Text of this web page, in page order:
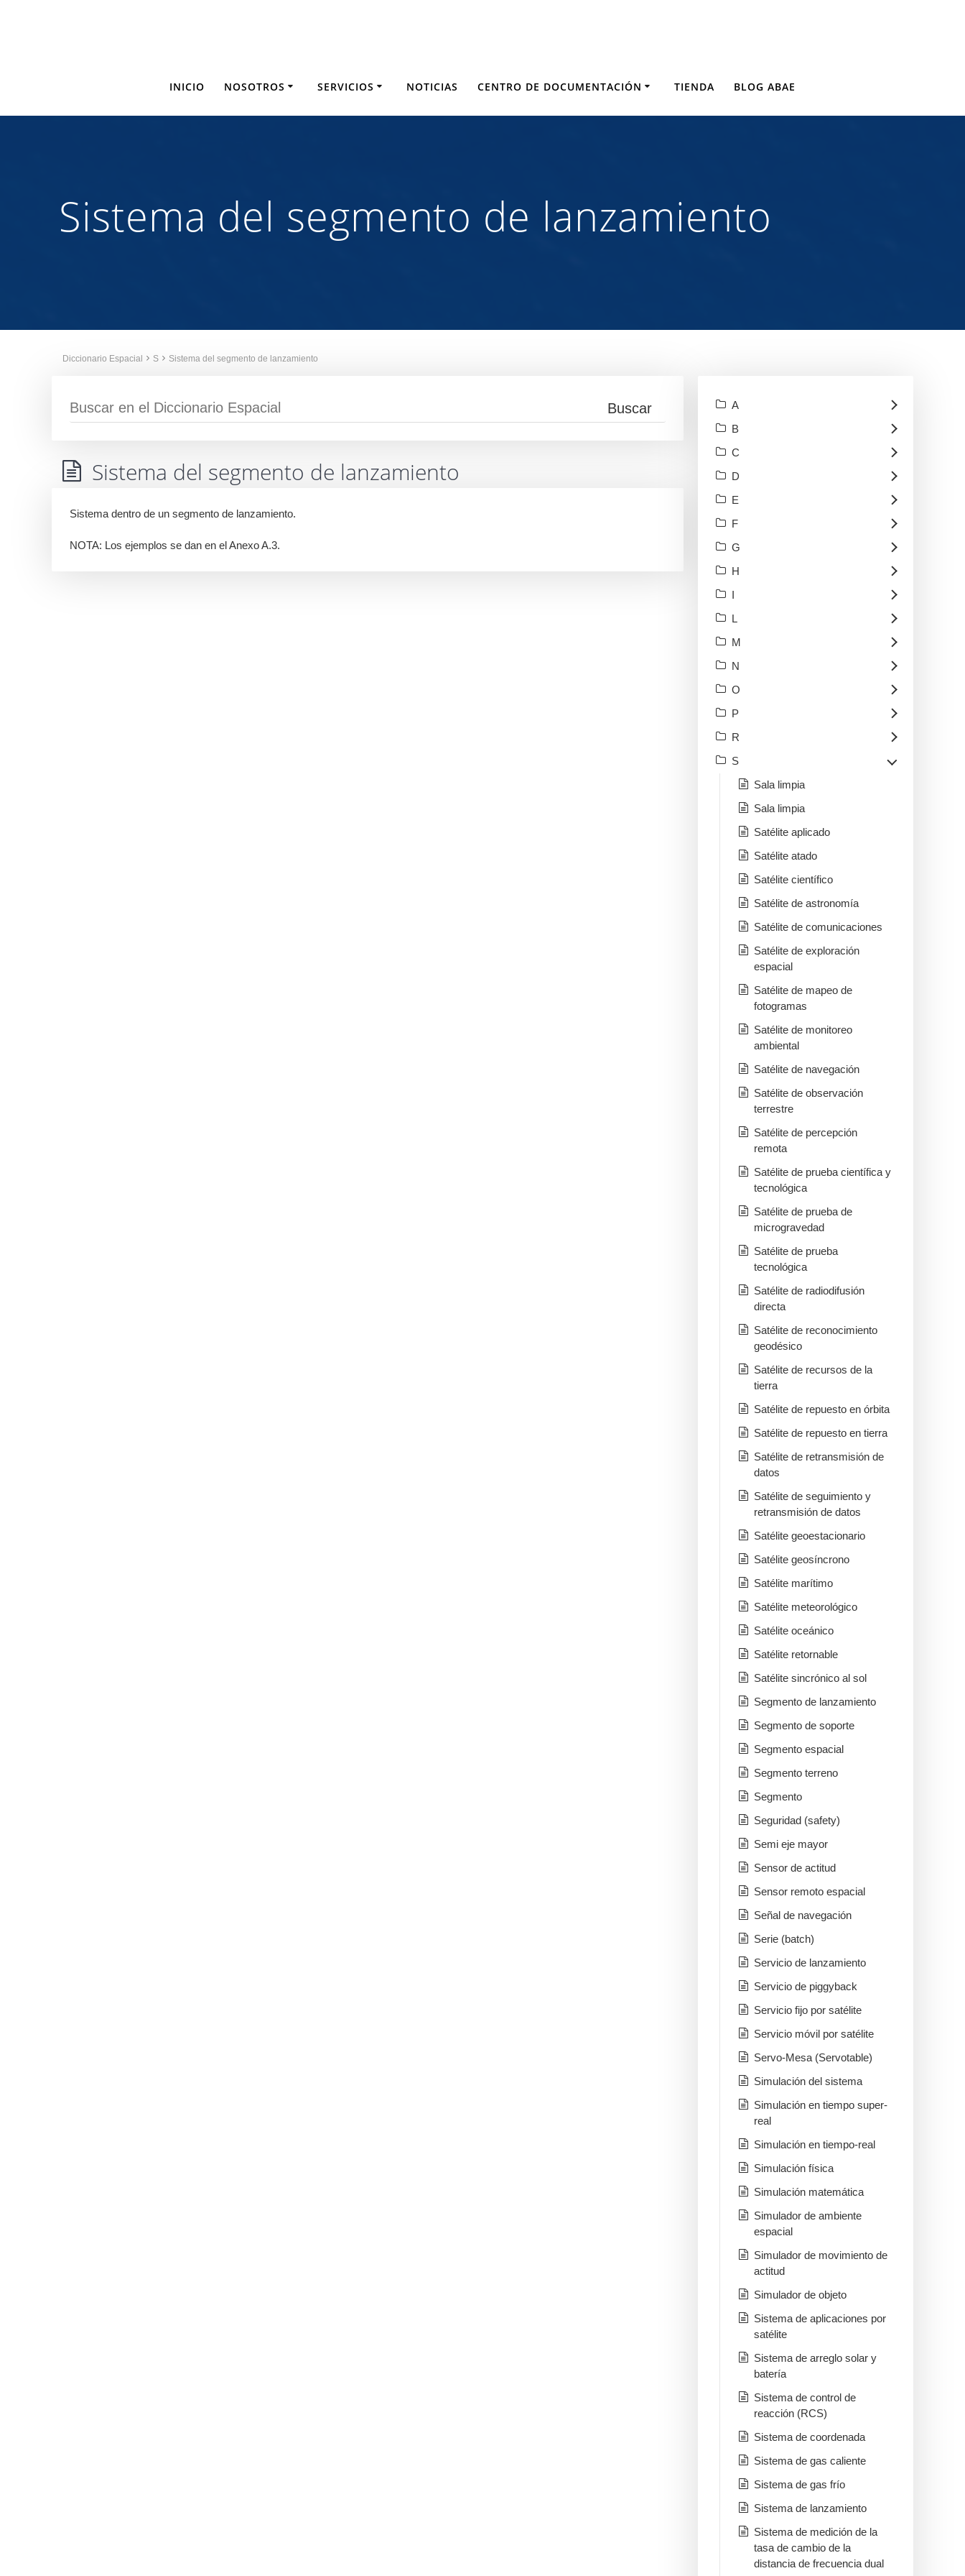
INICIO NOSOTROS SERVICIOS NOTICIAS CENTRO DE DOCUMENTACIÓN TIENDA BLOG ABAE
Sistema del segmento de lanzamiento
Diccionario Espacial S Sistema del segmento de lanzamiento
Sistema del segmento de lanzamiento
Sistema dentro de un segmento de lanzamiento.
NOTA: Los ejemplos se dan en el Anexo A.3.
A
B
C
D
E
F
G
H
I
L
M
N
O
P
R
S
Sala limpia
Sala limpia
Satélite aplicado
Satélite atado
Satélite científico
Satélite de astronomía
Satélite de comunicaciones
Satélite de exploración
espacial
Satélite de mapeo de
fotogramas
Satélite de monitoreo
ambiental
Satélite de navegación
Satélite de observación
terrestre
Satélite de percepción
remota
Satélite de prueba científica y
tecnológica
Satélite de prueba de
microgravedad
Satélite de prueba
tecnológica
Satélite de radiodifusión
directa
Satélite de reconocimiento
geodésico
Satélite de recursos de la
tierra
Satélite de repuesto en órbita
Satélite de repuesto en tierra
Satélite de retransmisión de
datos
Satélite de seguimiento y
retransmisión de datos
Satélite geoestacionario
Satélite geosíncrono
Satélite marítimo
Satélite meteorológico
Satélite oceánico
Satélite retornable
Satélite sincrónico al sol
Segmento de lanzamiento
Segmento de soporte
Segmento espacial
Segmento terreno
Segmento
Seguridad (safety)
Semi eje mayor
Sensor de actitud
Sensor remoto espacial
Señal de navegación
Serie (batch)
Servicio de lanzamiento
Servicio de piggyback
Servicio fijo por satélite
Servicio móvil por satélite
Servo-Mesa (Servotable)
Simulación del sistema
Simulación en tiempo super-
real
Simulación en tiempo-real
Simulación física
Simulación matemática
Simulador de ambiente
espacial
Simulador de movimiento de
actitud
Simulador de objeto
Sistema de aplicaciones por
satélite
Sistema de arreglo solar y
batería
Sistema de control de
reacción (RCS)
Sistema de coordenada
Sistema de gas caliente
Sistema de gas frío
Sistema de lanzamiento
Sistema de medición de la
tasa de cambio de la
distancia de frecuencia dual